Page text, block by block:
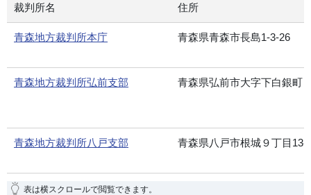
裁判所名 住所
青森地方裁判所本庁 青森県青森市長島1-3-26
青森地方裁判所弘前支部 青森県弘前市大字下白銀町
青森地方裁判所八戸支部 青森県八戸市根城９丁目13-
表は横スクロールで閲覧できます。